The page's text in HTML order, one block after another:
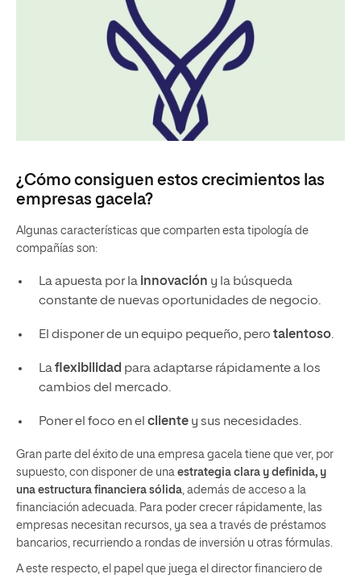
¿Cómo consiguen estos crecimientos las
empresas gacela?
Algunas características que comparten esta tipología de
compañías son:
La apuesta por la innovación y la búsqueda
constante de nuevas oportunidades de negocio.
El disponer de un equipo pequeño, pero talentoso.
Laflexibilidad para adaptarse rápidamente a los
cambios del mercado.
Poner el foco en el cliente y sus necesidades.
Gran parte del éxito de una empresa gacela tiene que ver, por
supuesto, con disponer de una estrategia clara y definida, y
una estructura financiera sólida, además de acceso a la
financiación adecuada. Para poder crecer rápidamente, las
empresas necesitan recursos, ya sea a través de préstamos
bancarios, recurriendo a rondas de inversión u otras fórmulas.
A este respecto, el papel que juega el director financiero de